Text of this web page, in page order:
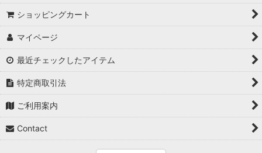
ショッピングカート
マイページ
最近チェックしたアイテム
特定商取引法
ご利用案内
Contact